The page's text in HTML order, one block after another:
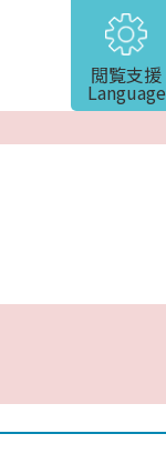
閲覧支援
Language